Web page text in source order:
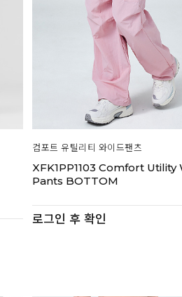
컴포트 유틸리티 와이드팬츠
XFK1PP1103 Comfort Utility
Pants BOTTOM
로그인 후 확인